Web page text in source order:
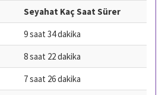
Seyahat Kaç Saat Sürer
9 saat 34 dakika
8 saat 22 dakika
7 saat 26 dakika